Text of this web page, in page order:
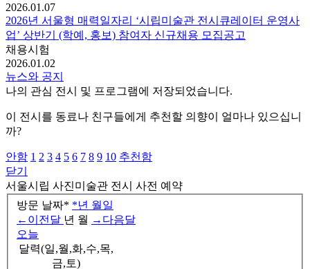
2026.01.07
2026년 서울형 매력일자리 ‘시립미술관 전시큐레이터 운영사
업’ 상반기 (학예, 홍보) 참여자 신규채용 모집공고
채용시험
2026.01.02
뉴스와 공지
나의 관심 전시 및 프로그램에 저장되었습니다.
이 전시를 동료나 친구들에게 추천할 의향이 얼마나 있으십니
까?
안함 1 2 3 4 5 6 7 8 9 10 추천함
닫기
서울시립 사진미술관 전시 사전 예약
방문 날짜* *년 월일
← 이전달 년 월 → 다음달
오늘
달력(일,월,화,수,목,
금,토)